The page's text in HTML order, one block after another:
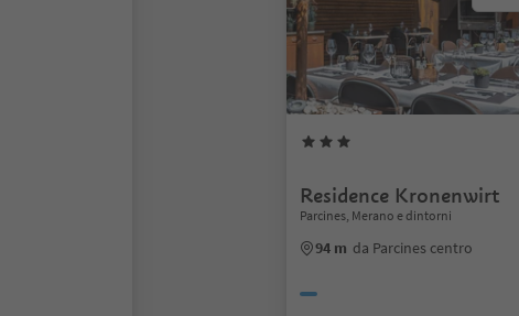
Residence Kronenwirt
Parcines, Merano e dintorni
94 m da Parcines centro